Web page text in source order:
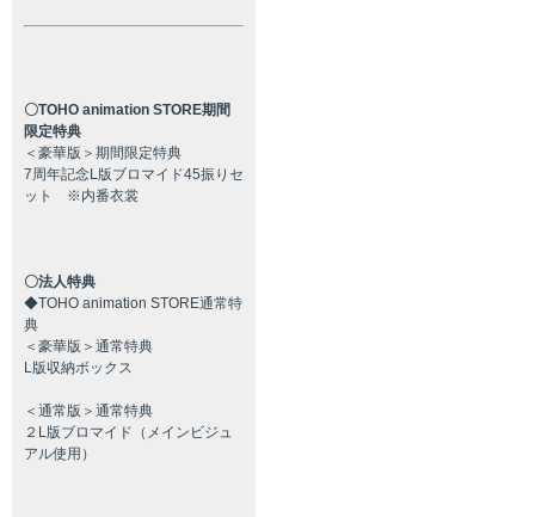
〇TOHO animation STORE期間
限定特典
＜豪華版＞期間限定特典
7周年記念L版ブロマイド45振りセ
ット ※内番衣裳
〇法人特典
◆TOHO animation STORE通常特
典
＜豪華版＞通常特典
L版収納ボックス
＜通常版＞通常特典
２L版ブロマイド（メインビジュ
アル使用）